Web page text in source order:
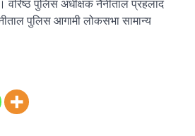
वरिष्ठ पुलिस अधीक्षक नैनीताल प्रहलाद
पुलिस आगामी लोकसभा सामान्य